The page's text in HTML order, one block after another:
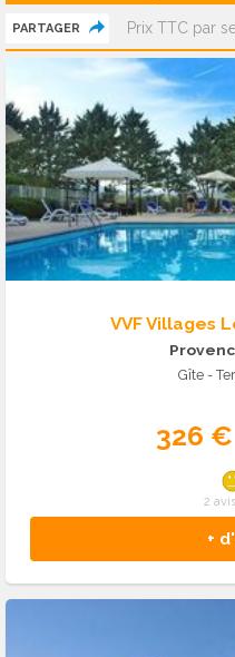
PARTAGER Prix TTC par
VVF Villages
Gîte -
326 €
+
2